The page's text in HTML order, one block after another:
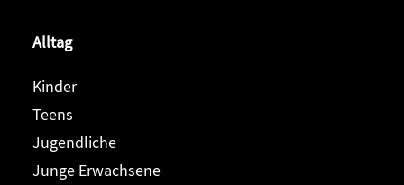
Alltag
Kinder
Teens
Jugendliche
Junge Erwachsene